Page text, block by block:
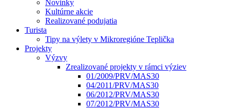
Novinky
Kultúrne akcie
Realizované podujatia
Turista
Tipy na výlety v Mikroregióne Teplička
Projekty
Výzvy
Zrealizované projekty v rámci výziev
01/2009/PRV/MAS30
04/2011/PRV/MAS30
06/2012/PRV/MAS30
07/2012/PRV/MAS30